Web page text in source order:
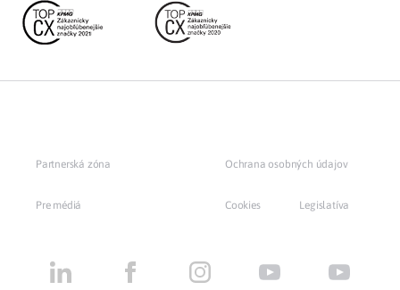
Partnerská zóna
Pre médiá
Ochrana osobných údajov
Cookies Legislatíva